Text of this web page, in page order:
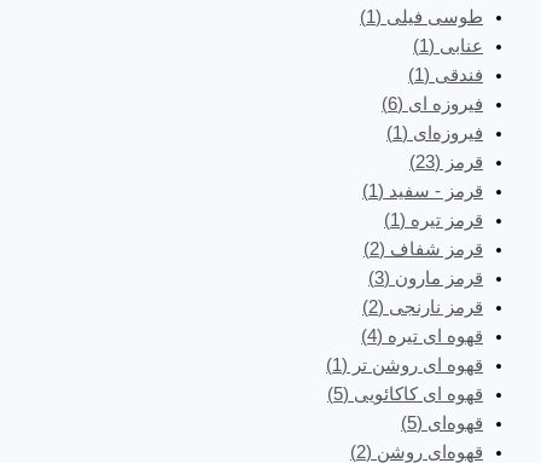
طوسی فیلی (1)
عنابی (1)
فندقی (1)
فیروزه ای (6)
فیروزه‌ای (1)
قرمز (23)
قرمز - سفید (1)
قرمز تیره (1)
قرمز شفاف (2)
قرمز مارون (3)
قرمز نارنجی (2)
قهوه ای تیره (4)
قهوه ای روشن تر (1)
قهوه ای کاکائویی (5)
قهوه‌ای (5)
قهوه‌ای روشن (2)